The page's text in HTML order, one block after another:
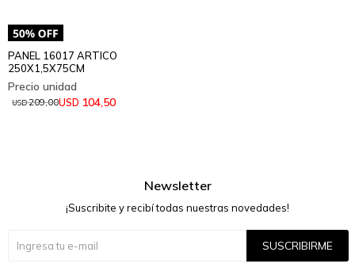
PANEL 16017 ARTICO
250X1,5X75CM
USD 104,50
USD209,00
Newsletter
¡Suscribite y recibí todas nuestras novedades!
SUSCRIBIRME